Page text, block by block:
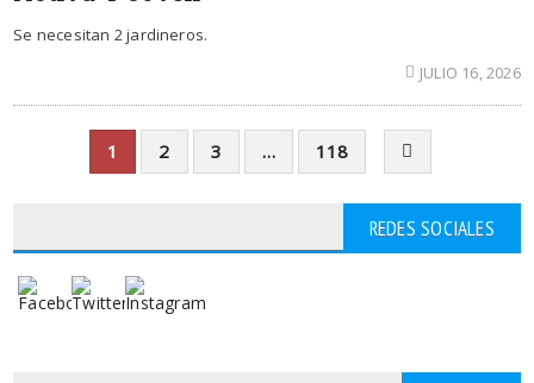
Se necesitan 2 jardineros.
JULIO 16, 2026
1 2 3 … 118
REDES SOCIALES